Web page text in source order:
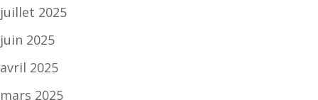
juillet 2025
juin 2025
avril 2025
mars 2025